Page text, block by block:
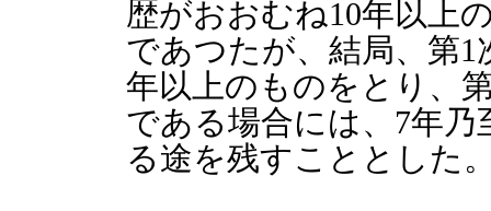
歴がおおむね10年以上
であつたが、結局、第
年以上のものをとり、
である場合には、7年
る途を残すこととした